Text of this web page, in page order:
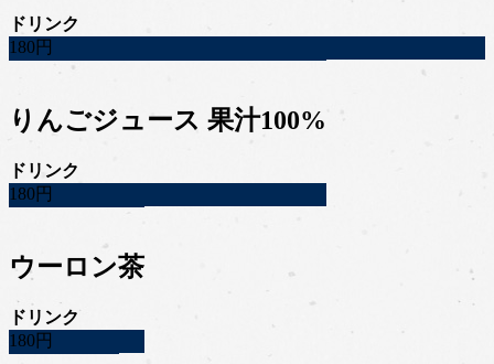
ドリンク
180円
りんごジュース 果汁100%
ドリンク
180円
ウーロン茶
ドリンク
180円